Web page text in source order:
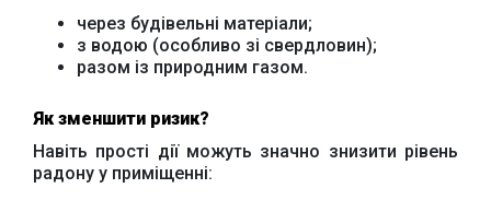
через будівельні матеріали;
з водою (особливо зі свердловин);
разом із природним газом.
Як зменшити ризик?
Навіть прості дії можуть значно знизити рівень
радону у приміщенні:
Урядовий портал
Київська обласна
державна адміністрація